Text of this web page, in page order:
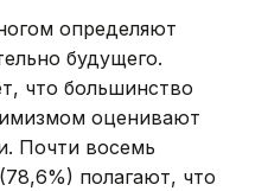
определяют
будущего.
что большинство
оценивают
Почти восемь
полагают, что